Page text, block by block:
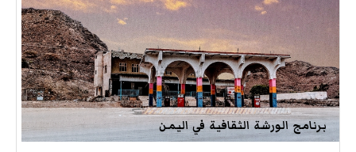
برنامج الورشة الثقافية في اليمن